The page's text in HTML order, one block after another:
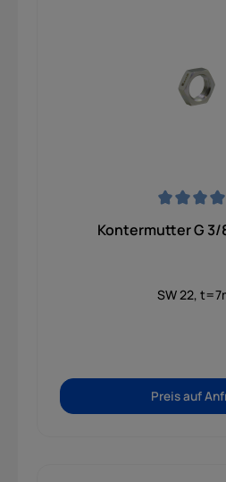
Kontermutter G 3/
SW 22,
Preis auf